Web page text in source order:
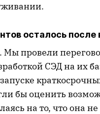
осталось после
Мы провели
СЭД на их
бы оценить
на то, что она